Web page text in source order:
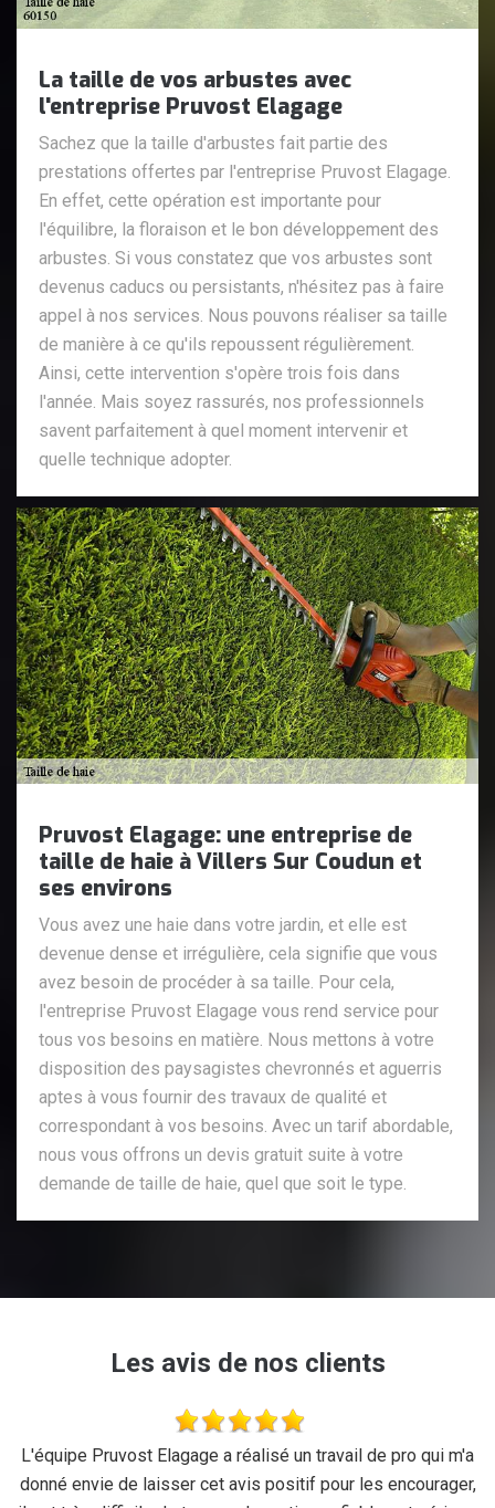
La taille de vos arbustes avec
l'entreprise Pruvost Elagage
Sachez que la taille d'arbustes fait partie des
prestations offertes par l'entreprise Pruvost Elagage.
En effet, cette opération est importante pour
l'équilibre, la floraison et le bon développement des
arbustes. Si vous constatez que vos arbustes sont
devenus caducs ou persistants, n'hésitez pas à faire
appel à nos services. Nous pouvons réaliser sa taille
de manière à ce qu'ils repoussent régulièrement.
Ainsi, cette intervention s'opère trois fois dans
l'année. Mais soyez rassurés, nos professionnels
savent parfaitement à quel moment intervenir et
quelle technique adopter.
Pruvost Elagage: une entreprise de
taille de haie à Villers Sur Coudun et
ses environs
Vous avez une haie dans votre jardin, et elle est
devenue dense et irrégulière, cela signifie que vous
avez besoin de procéder à sa taille. Pour cela,
l'entreprise Pruvost Elagage vous rend service pour
tous vos besoins en matière. Nous mettons à votre
disposition des paysagistes chevronnés et aguerris
aptes à vous fournir des travaux de qualité et
correspondant à vos besoins. Avec un tarif abordable,
nous vous offrons un devis gratuit suite à votre
demande de taille de haie, quel que soit le type.
Les avis de nos clients
L'équipe Pruvost Elagage a réalisé un travail de pro qui m'a
donné envie de laisser cet avis positif pour les encourager,